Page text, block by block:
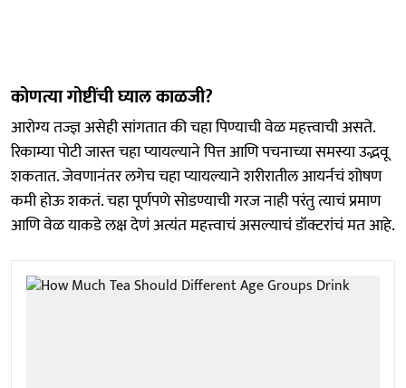
कोणत्या गोष्टींची घ्याल काळजी?
आरोग्य तज्ज्ञ असेही सांगतात की चहा पिण्याची वेळ महत्त्वाची असते.
रिकाम्या पोटी जास्त चहा प्यायल्याने पित्त आणि पचनाच्या समस्या उद्भवू
शकतात. जेवणानंतर लगेच चहा प्यायल्याने शरीरातील आयर्नचं शोषण
कमी होऊ शकतं. चहा पूर्णपणे सोडण्याची गरज नाही परंतु त्याचं प्रमाण
आणि वेळ याकडे लक्ष देणं अत्यंत महत्त्वाचं असल्याचं डॉक्टरांचं मत आहे.